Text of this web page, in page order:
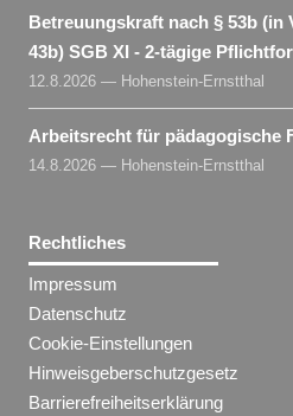
Betreuungskraft nach § 53b (in
43b) SGB XI - 2-tägige
12.8.2026 — Hohenstein-Ernstthal
Arbeitsrecht für pädagogische
14.8.2026 — Hohenstein-Ernstthal
Rechtliches
Impressum
Datenschutz
Cookie-Einstellungen
Hinweisgeberschutzgesetz
Barrierefreiheitserklärung